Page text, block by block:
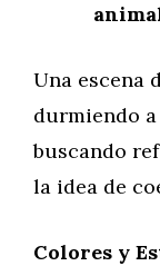
Una escena
durmiendo
buscando
la idea de
Colores y